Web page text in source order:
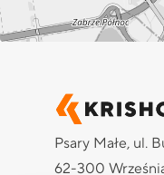
Psary Małe, ul.
62-300